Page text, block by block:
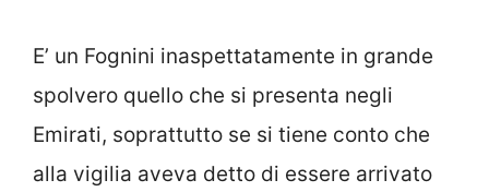
E’ un Fognini inaspettatamente in grande
spolvero quello che si presenta negli
Emirati, soprattutto se si tiene conto che
alla vigilia aveva detto di essere arrivato